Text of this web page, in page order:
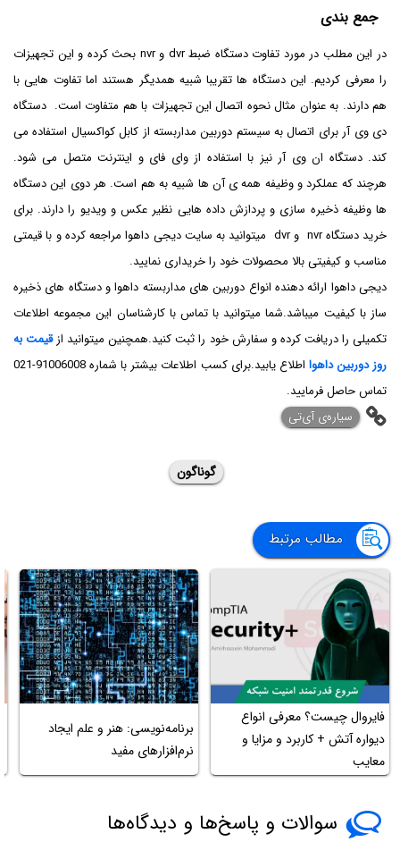
جمع بندی
در این مطلب در مورد تفاوت دستگاه ضبط dvr و nvr بحث کرده و این تجهیزات
را معرفی کردیم. این دستگاه ها تقریبا شبیه همدیگر هستند اما تفاوت هایی با
هم دارند. به عنوان مثال نحوه اتصال این تجهیزات با هم متفاوت است. دستگاه
دی وی آر برای اتصال به سیستم دوربین مداربسته از کابل کواکسیال استفاده می
کند. دستگاه ان وی آر نیز با استفاده از وای فای و اینترنت متصل می شود.
هرچند که عملکرد و وظیفه همه ی آن ها شبیه به هم است. هر دوی این دستگاه
ها وظیفه ذخیره سازی و پردازش داده هایی نظیر عکس و ویدیو را دارند. برای
خرید دستگاه nvr و dvr میتوانید به سایت دیجی داهوا مراجعه کرده و با قیمتی
مناسب و کیفیتی بالا محصولات خود را خریداری نمایید.
دیجی داهوا ارائه دهنده انواع دوربین های مداربسته داهوا و دستگاه های ذخیره
ساز با کیفیت میباشد.شما میتوانید با تماس با کارشناسان این مجموعه اطلاعات
تکمیلی را دریافت کرده و سفارش خود را ثبت کنید.همچنین میتوانید ازقیمت به
روز دوربین داهوا
اطلاع یابید.برای کسب اطلاعات بیشتر با شماره 91006008-021
تماس حاصل فرمایید.
‌سیاره‌ی آی‌تی
گوناگون
مطالب مرتبط
فایروال چیست؟ معرفی انواع
دیواره آتش + کاربرد و مزایا و
معایب
برنامه‌نویسی: هنر و علم ایجاد
نرم‌افزارهای مفید
سوالات و پاسخ‌ها و دیدگاه‌ها